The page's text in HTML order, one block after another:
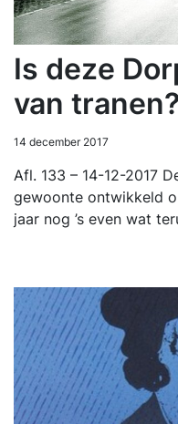
Is deze
van tranen?
14 december 2017
Afl. 133 – 14-12-2017
gewoonte ontwikkeld
jaar nog ’s even wat